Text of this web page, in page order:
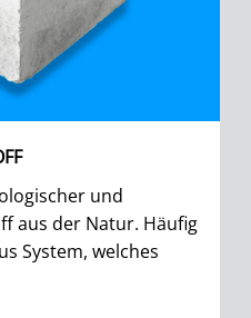
und
aus der Natur. Häufig
System, welches